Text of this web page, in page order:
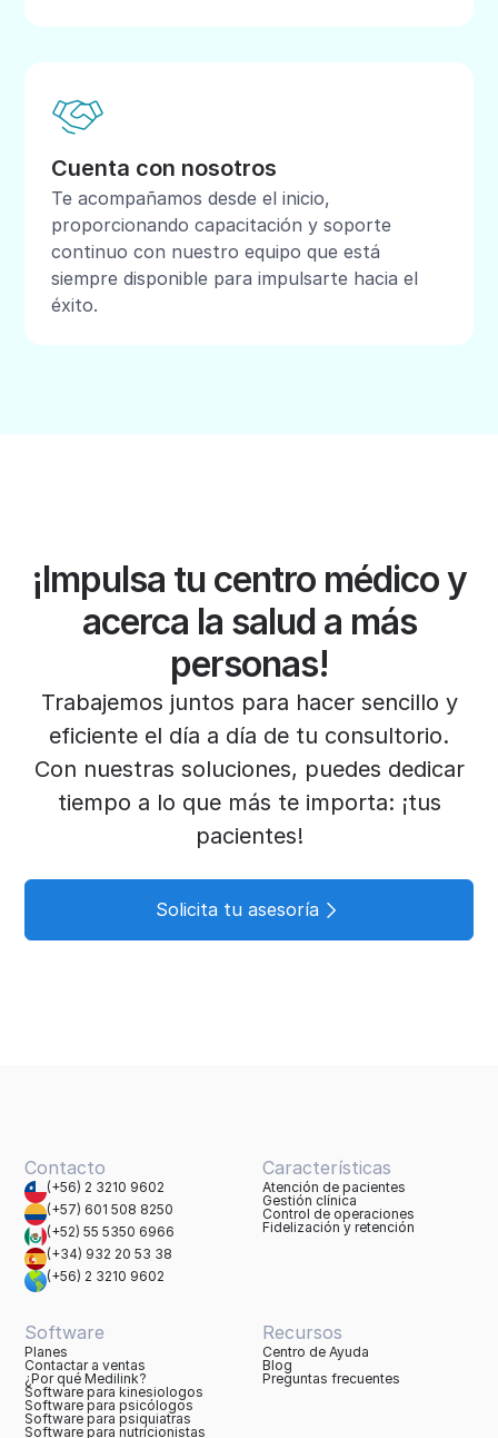
Cuenta con nosotros
Te acompañamos desde el inicio,
proporcionando capacitación y soporte
continuo con nuestro equipo que está
siempre disponible para impulsarte hacia el
éxito.
¡Impulsa tu centro médico y
acerca la salud a más
personas!
Trabajemos juntos para hacer sencillo y
eficiente el día a día de tu consultorio.
Con nuestras soluciones, puedes dedicar
tiempo a lo que más te importa: ¡tus
pacientes!
Solicita tu asesoría
Contacto
(+56) 2 3210 9602
(+57) 601 508 8250
(+52) 55 5350 6966
(+34) 932 20 53 38
(+56) 2 3210 9602
Características
Atención de pacientes
Gestión clínica
Control de operaciones
Fidelización y retención
Software
Planes
Contactar a ventas
¿Por qué Medilink?
Software para kinesiologos
Software para psicólogos
Software para psiquiatras
Software para nutricionistas
Recursos
Centro de Ayuda
Blog
Preguntas frecuentes